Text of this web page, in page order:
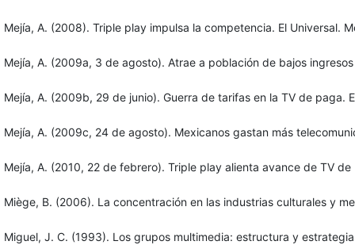
Mejía, A. (2008). Triple play impulsa la competencia. El
Mejía, A. (2009a, 3 de agosto). Atrae a población de bajos
Mejía, A. (2009b, 29 de junio). Guerra de tarifas en la TV de paga.
Mejía, A. (2009c, 24 de agosto). Mexicanos gastan más
Mejía, A. (2010, 22 de febrero). Triple play alienta avance de TV
Miège, B. (2006). La concentración en las industrias culturales y
Miguel, J. C. (1993). Los grupos multimedia: estructura y